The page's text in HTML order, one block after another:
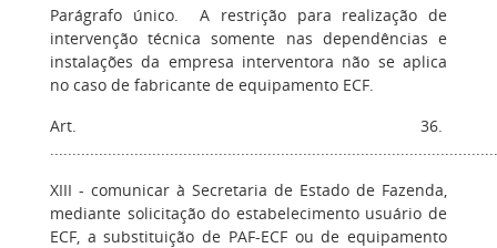
Parágrafo único. A restrição para realização de
intervenção técnica somente nas dependências e
instalações da empresa interventora não se aplica
no caso de fabricante de equipamento ECF.
Art. 36.
XIII - comunicar à Secretaria de Estado de Fazenda,
mediante solicitação do estabelecimento usuário de
ECF, a substituição de PAF-ECF ou de equipamento